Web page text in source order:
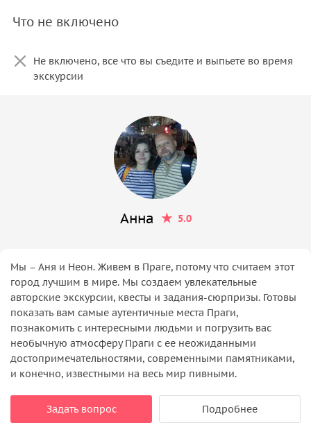
Что не включено
Не включено, все что вы съедите и выпьете во время
экскурсии
Анна 5.0
Мы – Аня и Неон. Живем в Праге, потому что считаем этот
город лучшим в мире. Мы создаем увлекательные
авторские экскурсии, квесты и задания-сюрпризы. Готовы
показать вам самые аутентичные места Праги,
познакомить с интересными людьми и погрузить вас
необычную атмосферу Праги с ее неожиданными
достопримечательностями, современными памятниками,
и конечно, известными на весь мир пивными.
Задать вопрос Подробнее